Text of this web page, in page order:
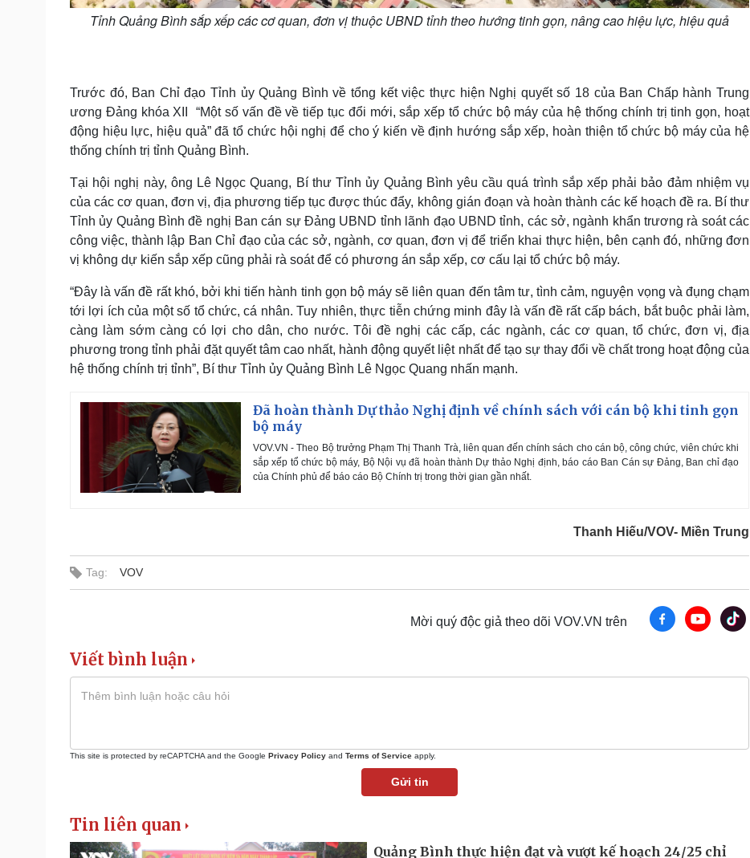
Tỉnh Quảng Bình sắp xếp các cơ quan, đơn vị thuộc UBND tỉnh theo hướng tinh gọn, nâng cao hiệu lực, hiệu quả
Trước đó, Ban Chỉ đạo Tỉnh ủy Quảng Bình về tổng kết việc thực hiện Nghị quyết số 18 của Ban Chấp hành Trung
ương Đảng khóa XII “Một số vấn đề về tiếp tục đổi mới, sắp xếp tổ chức bộ máy của hệ thống chính trị tinh gọn, hoạt
động hiệu lực, hiệu quả” đã tổ chức hội nghị để cho ý kiến về định hướng sắp xếp, hoàn thiện tổ chức bộ máy của hệ
thống chính trị tỉnh Quảng Bình.
Tại hội nghị này, ông Lê Ngọc Quang, Bí thư Tỉnh ủy Quảng Bình yêu cầu quá trình sắp xếp phải bảo đảm nhiệm vụ
của các cơ quan, đơn vị, địa phương tiếp tục được thúc đẩy, không gián đoạn và hoàn thành các kế hoạch đề ra. Bí thư
Tỉnh ủy Quảng Bình đề nghị Ban cán sự Đảng UBND tỉnh lãnh đạo UBND tỉnh, các sở, ngành khẩn trương rà soát các
công việc, thành lập Ban Chỉ đạo của các sở, ngành, cơ quan, đơn vị để triển khai thực hiện, bên cạnh đó, những đơn
vị không dự kiến sắp xếp cũng phải rà soát để có phương án sắp xếp, cơ cấu lại tổ chức bộ máy.
“Đây là vấn đề rất khó, bởi khi tiến hành tinh gọn bộ máy sẽ liên quan đến tâm tư, tình cảm, nguyện vọng và đụng chạm
tới lợi ích của một số tổ chức, cá nhân. Tuy nhiên, thực tiễn chứng minh đây là vấn đề rất cấp bách, bắt buộc phải làm,
càng làm sớm càng có lợi cho dân, cho nước. Tôi đề nghị các cấp, các ngành, các cơ quan, tổ chức, đơn vị, địa
phương trong tỉnh phải đặt quyết tâm cao nhất, hành động quyết liệt nhất để tạo sự thay đổi về chất trong hoạt động của
hệ thống chính trị tỉnh”, Bí thư Tỉnh ủy Quảng Bình Lê Ngọc Quang nhấn mạnh.
Đã hoàn thành Dự thảo Nghị định về chính sách với cán bộ khi tinh gọn
bộ máy
VOV.VN - Theo Bộ trưởng Phạm Thị Thanh Trà, liên quan đến chính sách cho cán bộ, công chức, viên chức khi
sắp xếp tổ chức bộ máy, Bộ Nội vụ đã hoàn thành Dự thảo Nghị định, báo cáo Ban Cán sự Đảng, Ban chỉ đạo
của Chính phủ để báo cáo Bộ Chính trị trong thời gian gần nhất.
Thanh Hiếu/VOV- Miền Trung
Tag: VOV
Mời quý độc giả theo dõi VOV.VN trên
Viết bình luận
This site is protected by reCAPTCHA and the Google Privacy Policy and Terms of Service apply.
Gửi tin
Tin liên quan
Quảng Bình thực hiện đạt và vượt kế hoạch 24/25 chỉ